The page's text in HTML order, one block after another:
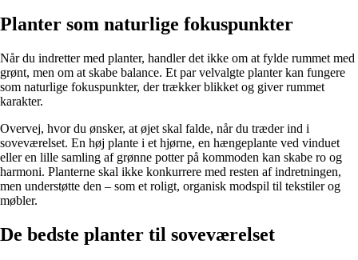
Planter som naturlige fokuspunkter
Når du indretter med planter, handler det ikke om at fylde rummet med
grønt, men om at skabe balance. Et par velvalgte planter kan fungere
som naturlige fokuspunkter, der trækker blikket og giver rummet
karakter.
Overvej, hvor du ønsker, at øjet skal falde, når du træder ind i
soveværelset. En høj plante i et hjørne, en hængeplante ved vinduet
eller en lille samling af grønne potter på kommoden kan skabe ro og
harmoni. Planterne skal ikke konkurrere med resten af indretningen,
men understøtte den – som et roligt, organisk modspil til tekstiler og
møbler.
De bedste planter til soveværelset